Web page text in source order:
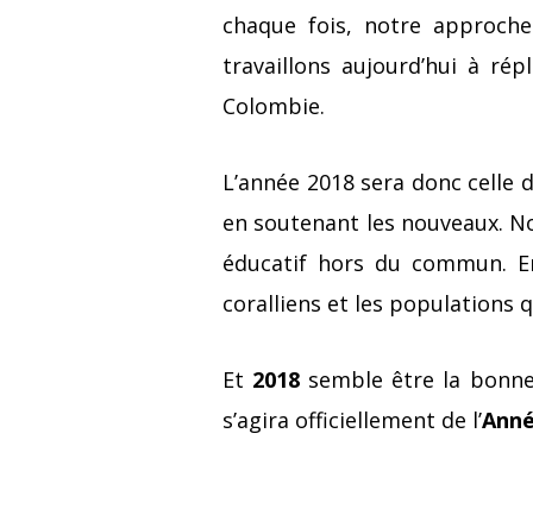
chaque fois, notre
travaillons aujourd’hui à
Colombie.
L’année 2018 sera donc
en soutenant les nouveaux.
éducatif hors du commun.
coralliens et les populations
Et 2018 semble être la
s’agira officiellement de l’